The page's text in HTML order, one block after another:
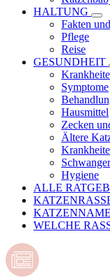
HALTUNG
Fakten
Pflege
Reise
GESUNDHEIT
Symptome
Hausmittel
Zecken
Ältere
Hygiene
ALLE
WELCHE